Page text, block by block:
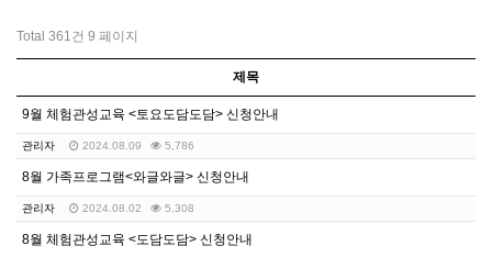
Total 361건 9 페이지
제목
9월 체험관성교육 <토요도담도담> 신청안내
관리자 2024.08.09 5,786
8월 가족프로그램<와글와글> 신청안내
관리자 2024.08.02 5,308
8월 체험관성교육 <도담도담> 신청안내